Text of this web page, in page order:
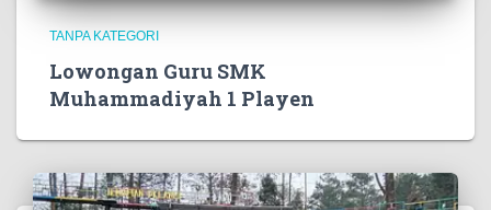
TANPA KATEGORI
Lowongan Guru SMK
Muhammadiyah 1 Playen